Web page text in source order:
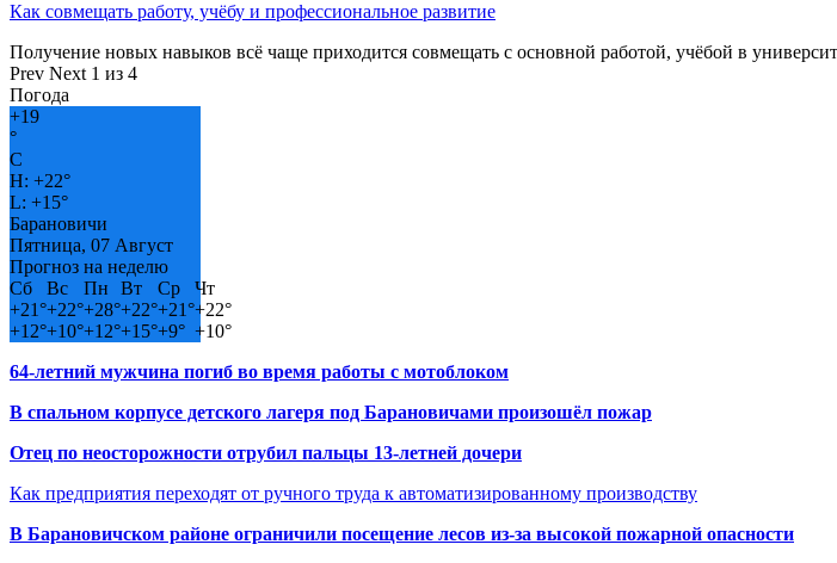
Как совмещать работу, учёбу и профессиональное развитие
Получение новых навыков всё чаще приходится совмещать с основной работой, учёбой в
Prev Next 1 из 4
Погода
+19
°
C
H: +22°
L: +15°
Барановичи
Пятница, 07 Август
Прогноз на неделю
Сб
Вс Пн Вт Ср
Чт
+21°+22°+28°+22°+21°+22°
+12°+10°+12°+15°+9° +10°
64-летний мужчина погиб во время работы с мотоблоком
В спальном корпусе детского лагеря под Барановичами произошёл пожар
Отец по неосторожности отрубил пальцы 13-летней дочери
Как предприятия переходят от ручного труда к автоматизированному производству
В Барановичском районе ограничили посещение лесов из-за высокой пожарной опасности